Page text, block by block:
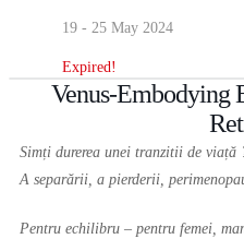
19 - 25 May 2024
Expired!
Venus-Embodying
Simți durerea unei tranzitii de viață
A separării, a pierderii,
Pentru echilibru – pentru femei,